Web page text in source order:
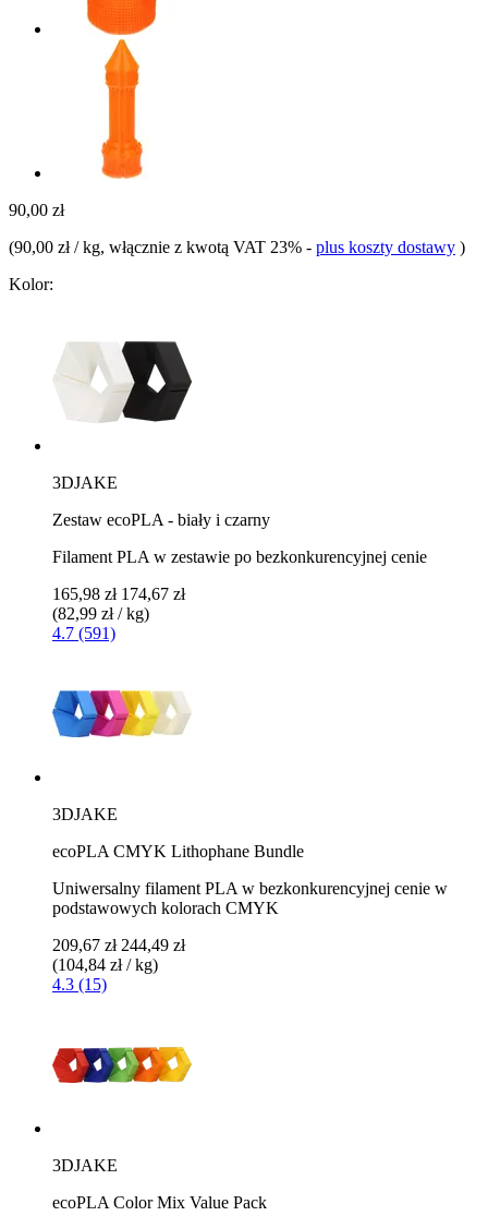
90,00 zł
(90,00 zł / kg, włącznie z kwotą VAT 23% - plus koszty dostawy )
Kolor:
3DJAKE
Zestaw ecoPLA - biały i czarny
Filament PLA w zestawie po bezkonkurencyjnej cenie
165,98 zł 174,67 zł
(82,99 zł / kg)
4.7 (591)
3DJAKE
ecoPLA CMYK Lithophane Bundle
Uniwersalny filament PLA w bezkonkurencyjnej cenie w
podstawowych kolorach CMYK
209,67 zł 244,49 zł
(104,84 zł / kg)
4.3 (15)
3DJAKE
ecoPLA Color Mix Value Pack